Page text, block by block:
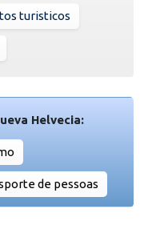
turisticos
Helvecia:
de pessoas